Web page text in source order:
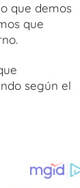
que demos
que
según el